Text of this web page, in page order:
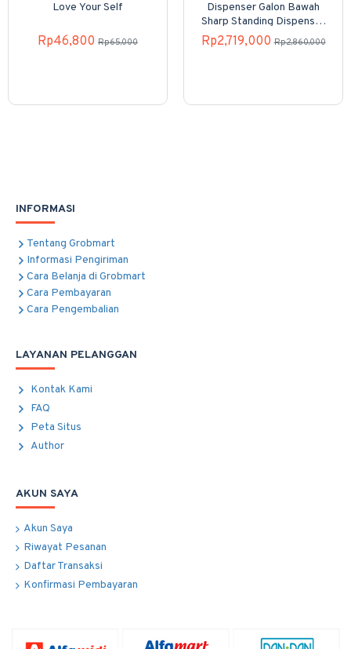
Love Your Self
Rp46,800 Rp65,000
Dispenser Galon Bawah
Sharp Standing Dispenser
SWD-82EHL-PB
Rp2,719,000 Rp2,860,000
INFORMASI
Tentang Grobmart
Informasi Pengiriman
Cara Belanja di Grobmart
Cara Pembayaran
Cara Pengembalian
LAYANAN PELANGGAN
Kontak Kami
FAQ
Peta Situs
Author
AKUN SAYA
Akun Saya
Riwayat Pesanan
Daftar Transaksi
Konfirmasi Pembayaran